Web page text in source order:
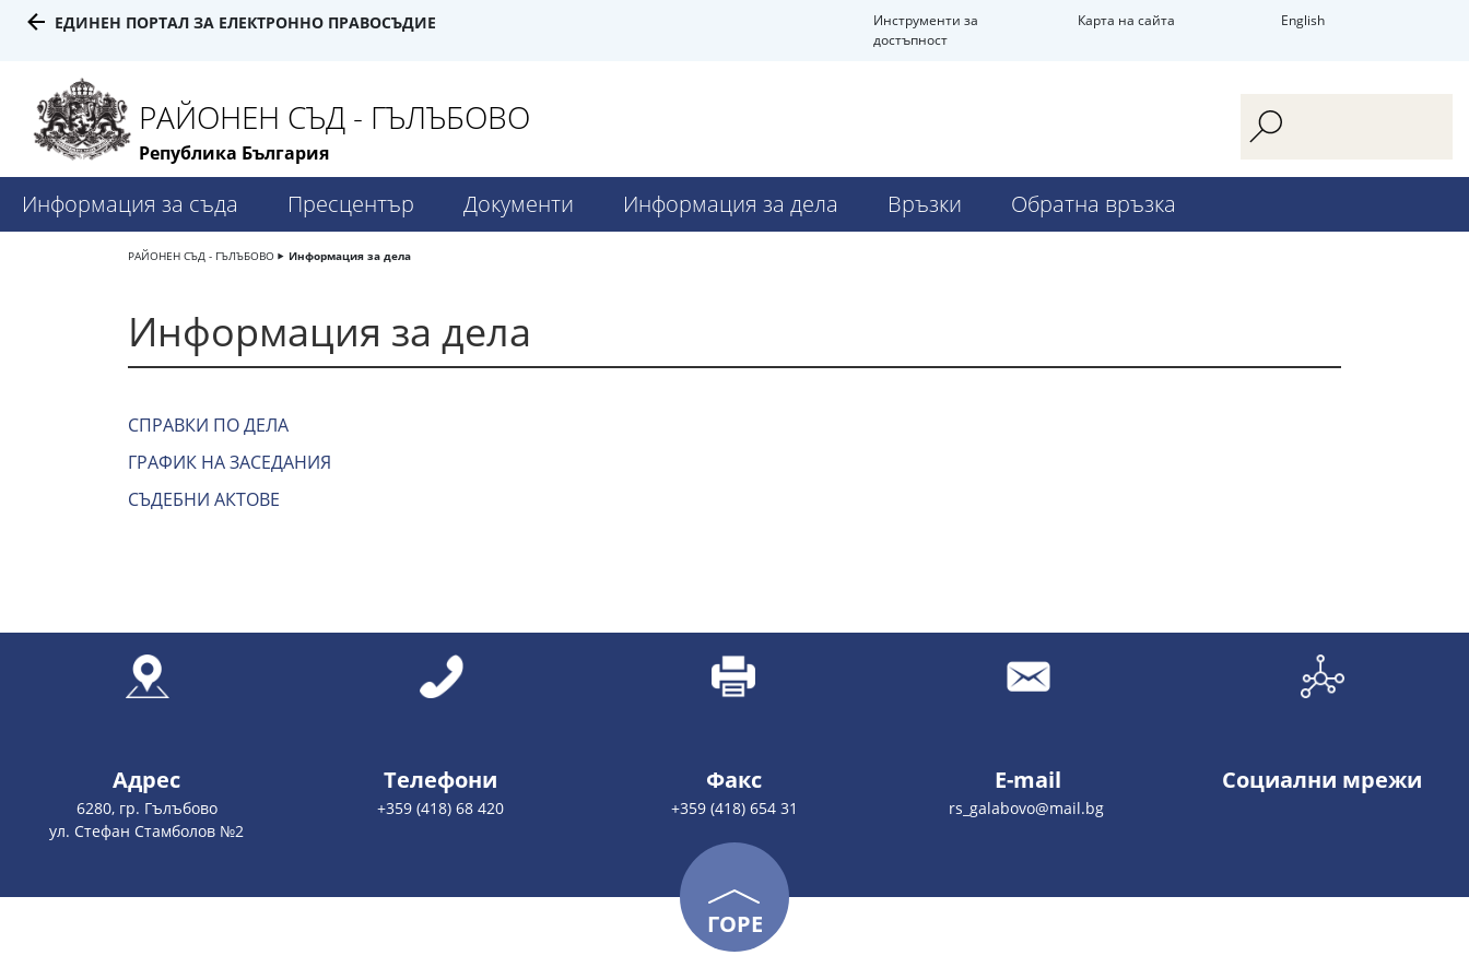
ЕДИНЕН ПОРТАЛ ЗА ЕЛЕКТРОННО ПРАВОСЪДИЕ
Инструменти за
достъпност
Карта на сайта English
РАЙОНЕН СЪД - ГЪЛЪБОВО
Република България
Информация за съда Пресцентър Документи Информация за дела Връзки Обратна връзка
РАЙОНЕН СЪД - ГЪЛЪБОВО Информация за дела
Информация за дела
СПРАВКИ ПО ДЕЛА
ГРАФИК НА ЗАСЕДАНИЯ
СЪДЕБНИ АКТОВЕ
Адрес
6280, гр. Гълъбово
ул. Стефан Стамболов №2
Телефони
+359 (418) 68 420
Факс
+359 (418) 654 31
E-mail
rs_galabovo@mail.bg
Социални мрежи
ГОРЕ